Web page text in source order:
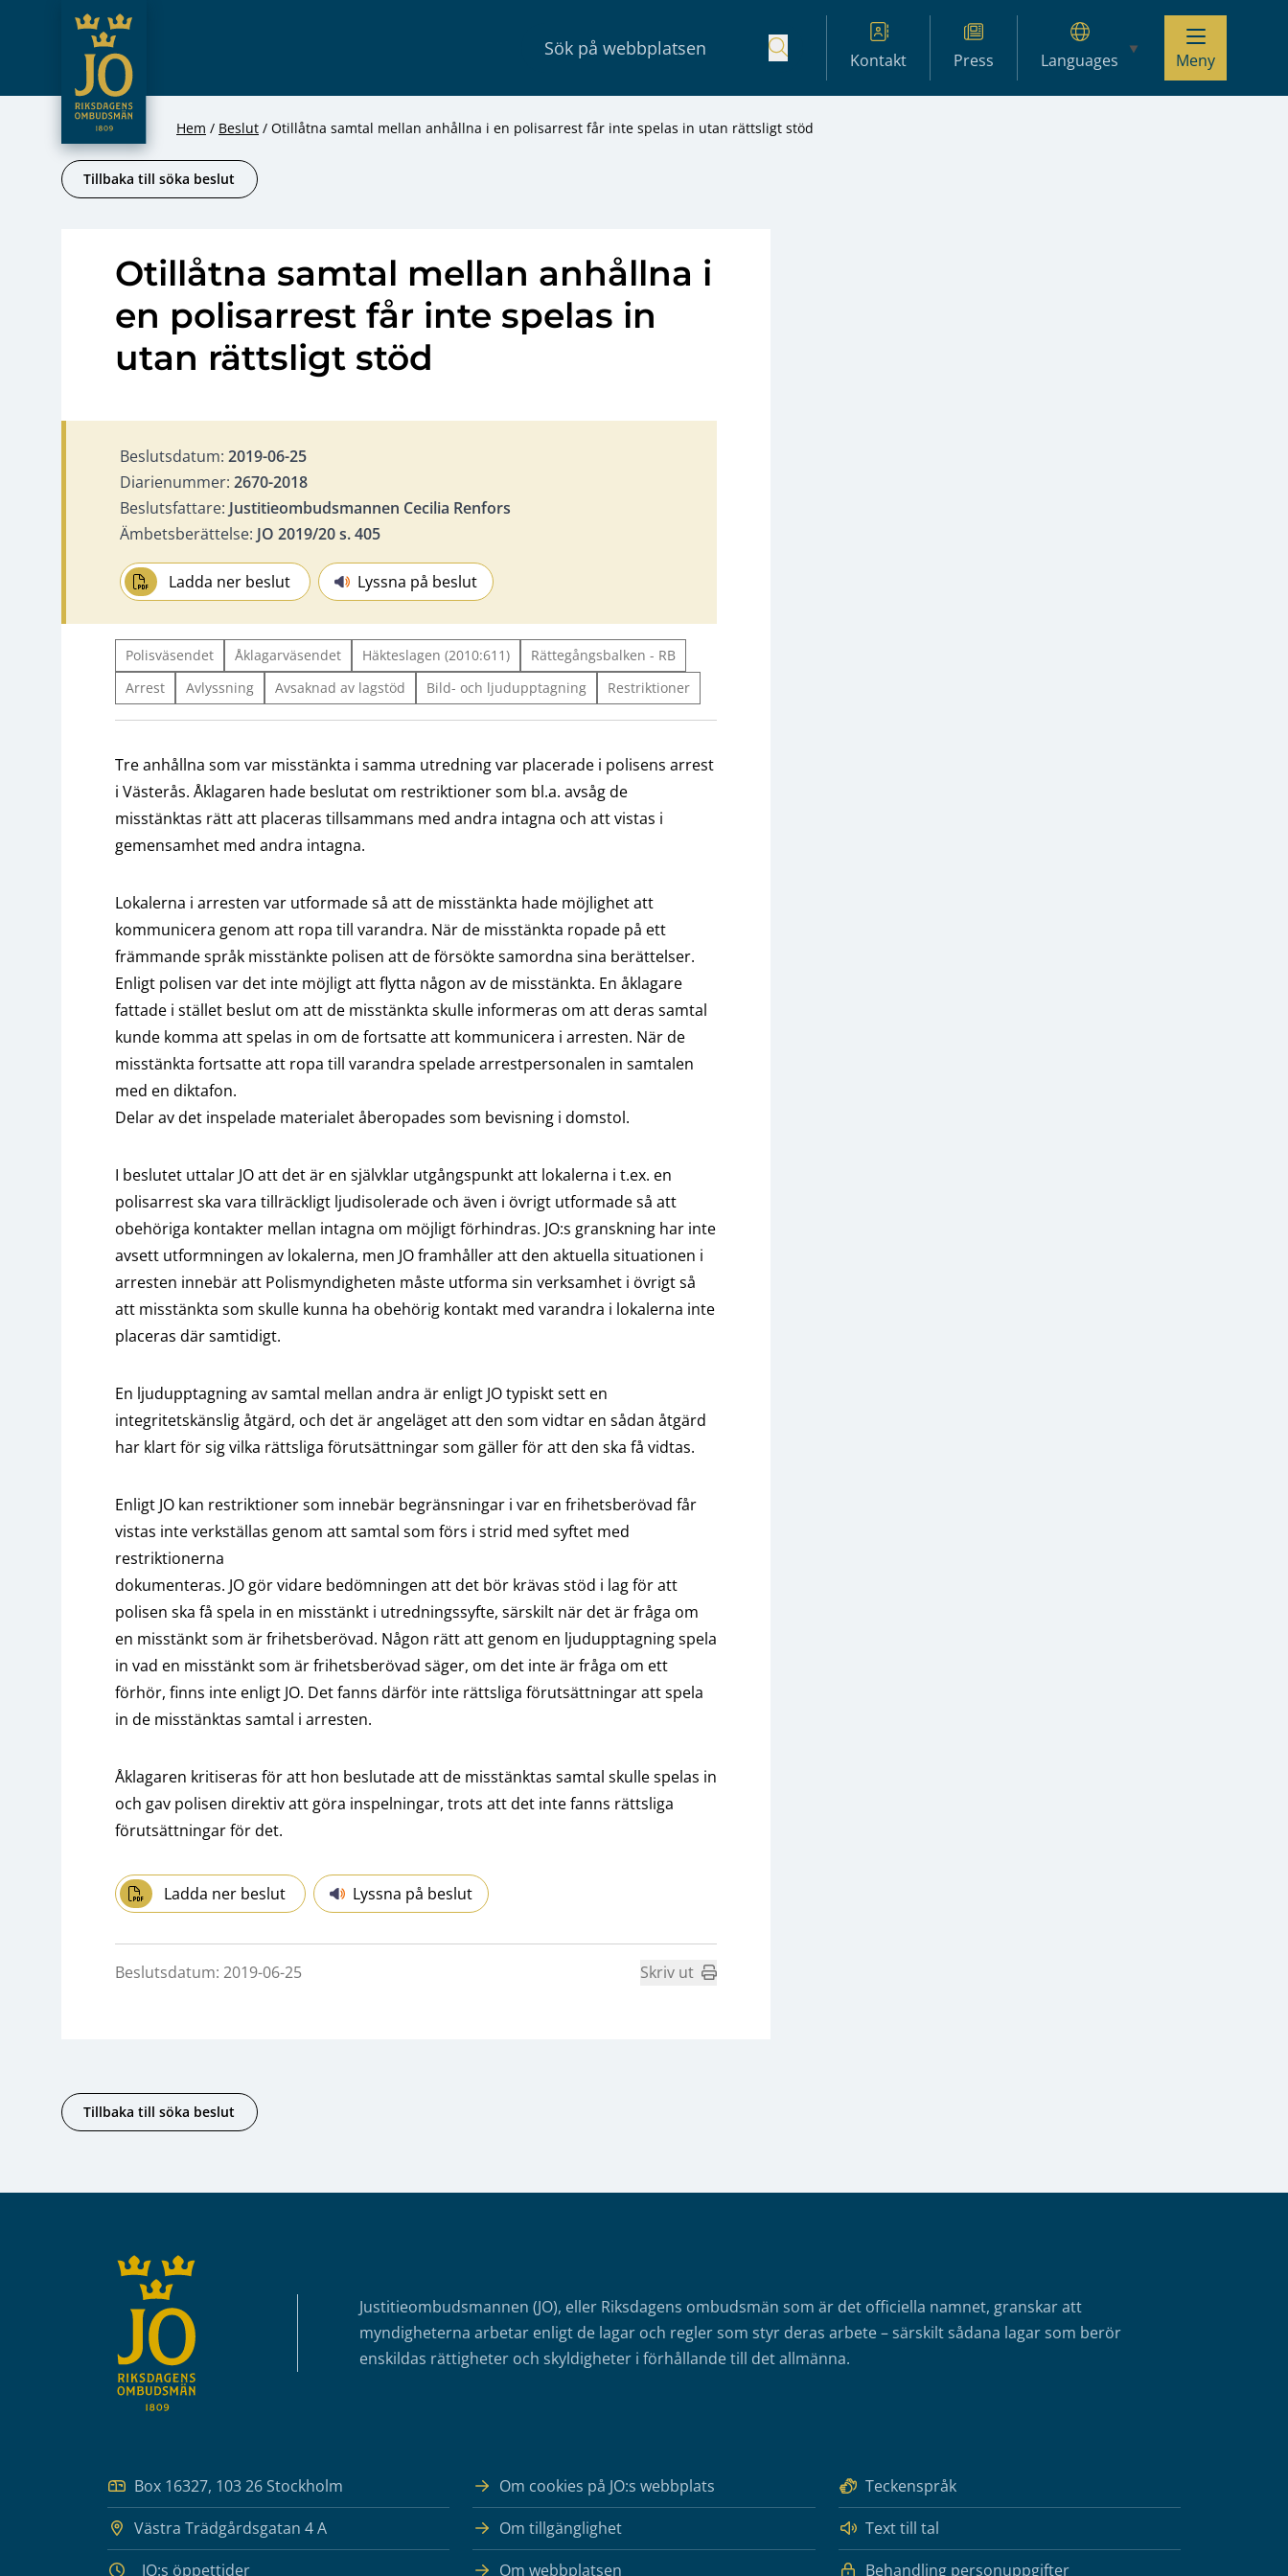
Hoppa till innehåll
JO – Riksdagens Ombudsmän
Kontakt Press Languages Meny
Hem Beslut Otillåtna samtal mellan anhållna i en polisarrest får inte spelas in utan rättsligt stöd
Tillbaka till söka beslut
Otillåtna samtal mellan anhållna i
en polisarrest får inte spelas in
utan rättsligt stöd
Beslutsdatum: 2019-06-25
Diarienummer: 2670-2018
Beslutsfattare: Justitieombudsmannen Cecilia Renfors
Ämbetsberättelse: JO 2019/20 s. 405
Ladda ner beslut Lyssna på beslut
Polisväsendet Åklagarväsendet Häkteslagen (2010:611)
Rättegångsbalken - RB
Arrest
Avlyssning Avsaknad av lagstöd Bild- och ljudupptagning Restriktioner
Tre anhållna som var misstänkta i samma utredning var placerade i polisens arrest
i Västerås. Åklagaren hade beslutat om restriktioner som bl.a. avsåg de
misstänktas rätt att placeras tillsammans med andra intagna och att vistas i
gemensamhet med andra intagna.
Lokalerna i arresten var utformade så att de misstänkta hade möjlighet att
kommunicera genom att ropa till varandra. När de misstänkta ropade på ett
främmande språk misstänkte polisen att de försökte samordna sina berättelser.
Enligt polisen var det inte möjligt att flytta någon av de misstänkta. En åklagare
fattade i stället beslut om att de misstänkta skulle informeras om att deras samtal
kunde komma att spelas in om de fortsatte att kommunicera i arresten. När de
misstänkta fortsatte att ropa till varandra spelade arrestpersonalen in samtalen
med en diktafon.
Delar av det inspelade materialet åberopades som bevisning i domstol.
I beslutet uttalar JO att det är en självklar utgångspunkt att lokalerna i t.ex. en
polisarrest ska vara tillräckligt ljudisolerade och även i övrigt utformade så att
obehöriga kontakter mellan intagna om möjligt förhindras. JO:s granskning har inte
avsett utformningen av lokalerna, men JO framhåller att den aktuella situationen i
arresten innebär att Polismyndigheten måste utforma sin verksamhet i övrigt så
att misstänkta som skulle kunna ha obehörig kontakt med varandra i lokalerna inte
placeras där samtidigt.
En ljudupptagning av samtal mellan andra är enligt JO typiskt sett en
integritetskänslig åtgärd, och det är angeläget att den som vidtar en sådan åtgärd
har klart för sig vilka rättsliga förutsättningar som gäller för att den ska få vidtas.
Enligt JO kan restriktioner som innebär begränsningar i var en frihetsberövad får
vistas inte verkställas genom att samtal som förs i strid med syftet med
restriktionerna
dokumenteras. JO gör vidare bedömningen att det bör krävas stöd i lag för att
polisen ska få spela in en misstänkt i utredningssyfte, särskilt när det är fråga om
en misstänkt som är frihetsberövad. Någon rätt att genom en ljudupptagning spela
in vad en misstänkt som är frihetsberövad säger, om det inte är fråga om ett
förhör, finns inte enligt JO. Det fanns därför inte rättsliga förutsättningar att spela
in de misstänktas samtal i arresten.
Åklagaren kritiseras för att hon beslutade att de misstänktas samtal skulle spelas in
och gav polisen direktiv att göra inspelningar, trots att det inte fanns rättsliga
förutsättningar för det.
Ladda ner beslut Lyssna på beslut
Beslutsdatum: 2019-06-25 Skriv ut
Tillbaka till söka beslut
Justitieombudsmannen (JO), eller Riksdagens ombudsmän som är det officiella namnet, granskar att
myndigheterna arbetar enligt de lagar och regler som styr deras arbete – särskilt sådana lagar som berör
enskildas rättigheter och skyldigheter i förhållande till det allmänna.
Box 16327, 103 26 Stockholm
Västra Trädgårdsgatan 4 A
JO:s öppettider
Om cookies på JO:s webbplats
Teckenspråk
Om tillgänglighet
Text till tal
Om webbplatsen
Behandling personuppgifter